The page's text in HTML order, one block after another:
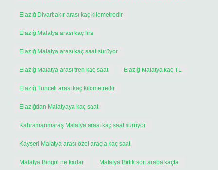
Elazığ Diyarbakır arası kaç kilometredir
Elazığ Malatya arası kaç lira
Elazığ Malatya arası kaç saat sürüyor
Elazığ Malatya arası tren kaç saat Elazığ Malatya kaç TL
Elazığ Tunceli arası kaç kilometredir
Elazığdan Malatyaya kaç saat
Kahramanmaraş Malatya arası kaç saat sürüyor
Kayseri Malatya arası özel araçla kaç saat
Malatya Bingöl ne kadar Malatya Birlik son araba kaçta